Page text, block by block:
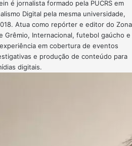
é jornalista formado pela PUCRS em
Digital pela mesma universidade,
Atua como repórter e editor do Zona
Grêmio, Internacional, futebol gaúcho e
em cobertura de eventos
e produção de conteúdo para
digitais.